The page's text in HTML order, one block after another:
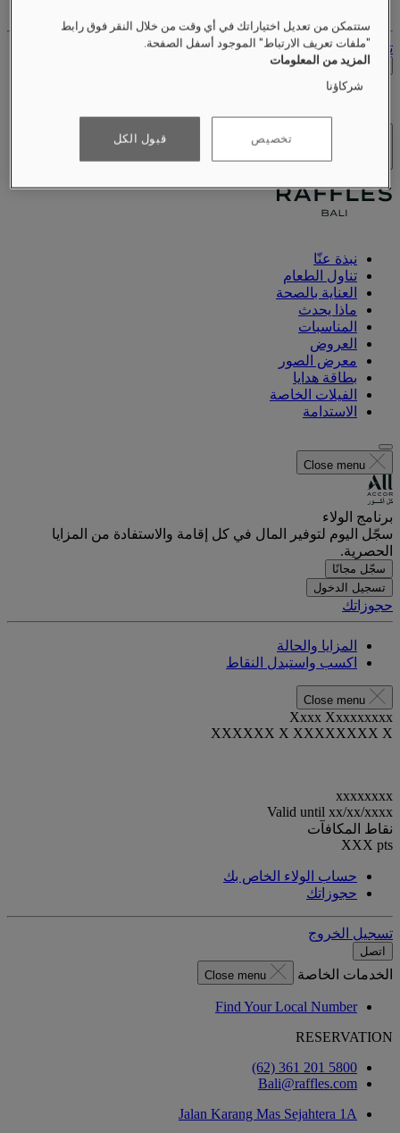
تسجيل الخروج
التحقق من الأسعار
فتح القائمة
نبذة عنّا
تناول الطعام
العناية بالصحة
ماذا يحدث
المناسبات
العروض
معرض الصور
بطاقة هدايا
الفيلات الخاصة
الاستدامة
Close menu
برنامج الولاء
سجّل اليوم لتوفير المال في كل إقامة والاستفادة من المزايا
الحصرية.
سجّل مجانًا
تسجيل الدخول
حجوزاتك
المزايا والحالة
اكسب واستبدل النقاط
Close menu
Xxxx Xxxxxxxxx
XXXXXX X XXXXXXXX X
xxxxxxxx
Valid until xx/xx/xxxx
نقاط المكافآت
XXX pts
حساب الولاء الخاص بك
حجوزاتك
تسجيل الخروج
اتصل
الخدمات الخاصة Close menu
Find Your Local Number
RESERVATION
‎(62) 361 201 5800‏
Bali@raffles.com
Jalan Karang Mas Sejahtera 1A
ستتمكن من تعديل اختياراتك في أي وقت من خلال النقر فوق رابط
"ملفات تعريف الارتباط" الموجود أسفل الصفحة.
المزيد من المعلومات
شركاؤنا
تخصيص قبول الكل